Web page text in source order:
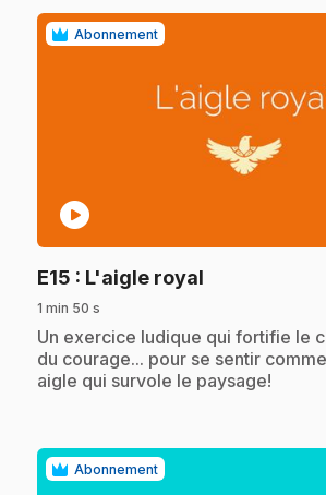
Abonnement
play_circle
E15 : L'aigle royal
1 min 50 s
.Un exercice ludique qui fortifie le
du courage... pour se sentir
aigle qui survole le paysage!
Abonnement